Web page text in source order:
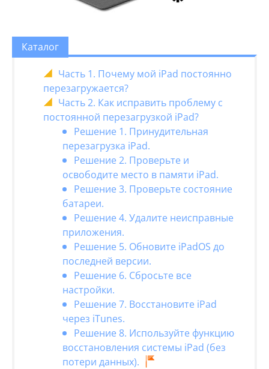
Каталог
Часть 1. Почему мой iPad постоянно
перезагружается?
Часть 2. Как исправить проблему с
постоянной перезагрузкой iPad?
Решение 1. Принудительная
перезагрузка iPad.
Решение 2. Проверьте и
освободите место в памяти iPad.
Решение 3. Проверьте состояние
батареи.
Решение 4. Удалите неисправные
приложения.
Решение 5. Обновите iPadOS до
последней версии.
Решение 6. Сбросьте все
настройки.
Решение 7. Восстановите iPad
через iTunes.
Решение 8. Используйте функцию
восстановления системы iPad (без
потери данных).